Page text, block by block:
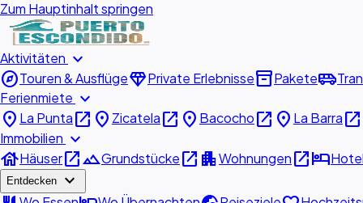
Zum Hauptinhalt springen
Aktivitäten expand_more
exploreTouren & AusflügediamondPrivate Erlebnisseinventory_2Paketeairport_shuttle
Ferienmiete expand_more
place La Puntaopen_in_new place Zicatelaopen_in_new place Bacochoopen_in_new place La Barraopen_in_new
Immobilien expand_more
houseHäuseropen_in_newlandscapeGrundstückeopen_in_new apartmentWohnungenopen_in_newhotel
Entdecken
expand_more